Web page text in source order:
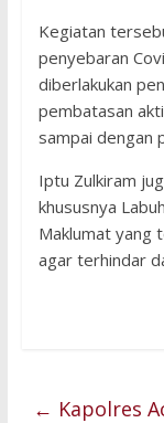
Kegiatan
penyebaran
diberlakukan
pembatasan
sampai dengan
Iptu Zulkiram
khususnya
Maklumat yang
agar terhindar
← Kapolres